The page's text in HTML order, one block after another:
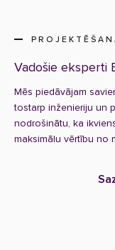
Vadošie eksperti
Mēs piedāvājam
tostarp inženieriju un
nodrošinātu, ka
maksimālu vērtību no